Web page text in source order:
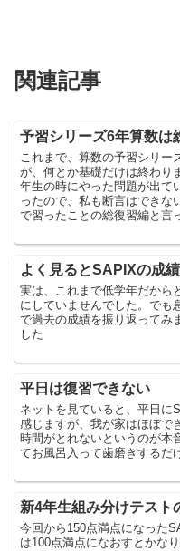
関連記事
予習シリーズ6年算数は
これまで、算数の予習シリー
が、何とか基礎だけは終わり
年生の時にやった問題が出て
ったので、私も断言はできな
で習ったことの総復習編と言
よく見るとSAPIXの成
実は、これまで低学年だから
にしていませんでした。でも
で過去の成績を振り返ってみ
した
平日は復習できない
ネットを見ていると、平日に
感じますが、我が家はほぼで
時間がとれないというのが本
てお風呂入って歯磨きするだ
新4年生組み分けテスト
今回から150点満点になった
は100点満点になおすとかな